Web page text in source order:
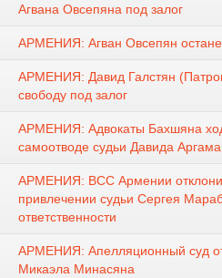
Агвана Овсепяна под залог
АРМЕНИЯ: Агван Овсепян
АРМЕНИЯ: Давид Галстян
свободу под залог
АРМЕНИЯ: Адвокаты Бахшяна
самоотводе судьи Давида
АРМЕНИЯ: ВСС Армении
привлечении судьи Сергея
ответственности
АРМЕНИЯ: Апелляционный суд
Микаэла Минасяна